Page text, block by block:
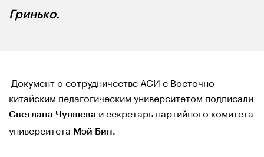
Гринько.
Документ о сотрудничестве АСИ с Восточно-
китайским педагогическим университетом подписали
Светлана Чупшева и секретарь партийного комитета
университета Мэй Бин.